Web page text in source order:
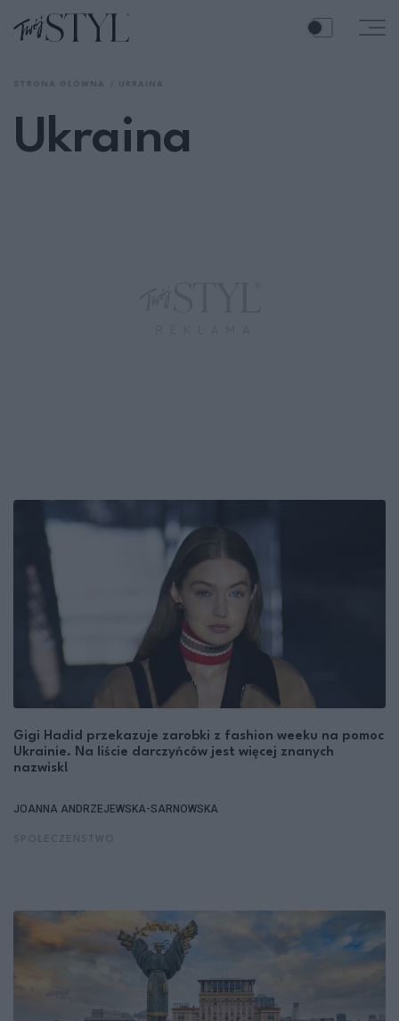
Ukraina
Gigi Hadid przekazuje zarobki z fashion weeku na pomoc
Ukrainie. Na liście darczyńców jest więcej znanych
nazwisk!
JOANNA ANDRZEJEWSKA-SARNOWSKA